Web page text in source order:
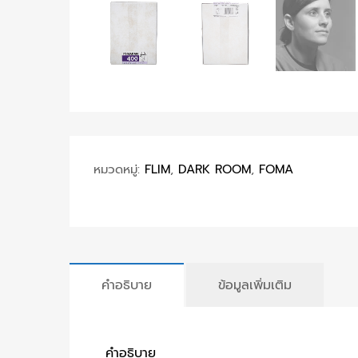
หมวดหมู่: FLIM, DARK ROOM, FOMA
คำอธิบาย ข้อมูลเพิ่มเติม
คำอธิบาย